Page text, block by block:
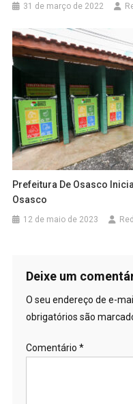
31 de março de 2022
Prefeitura De Osasco
Osasco
12 de maio de 2023
Deixe um
O seu endereço de e-
obrigatórios são
Comentário *